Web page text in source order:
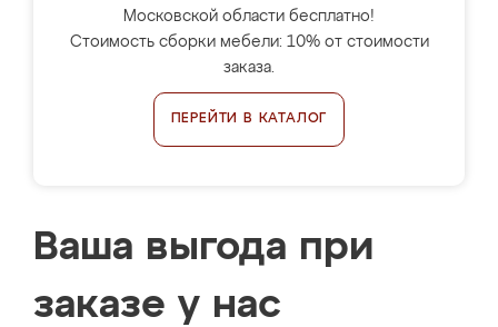
Московской области бесплатно!
Стоимость сборки мебели: 10% от стоимости
заказа.
ПЕРЕЙТИ В КАТАЛОГ
Ваша выгода при
заказе у нас